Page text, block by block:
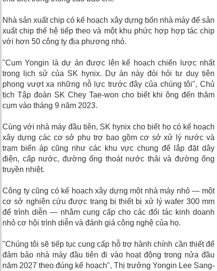
Nhà sản xuất chip có kế hoạch xây dựng bốn nhà máy để sản
xuất chip thế hệ tiếp theo và một khu phức hợp hợp tác chip
với hơn 50 công ty địa phương nhỏ.
"Cụm Yongin là dự án được lên kế hoạch chiến lược nhất
trong lịch sử của SK hynix. Dự án này đòi hỏi tư duy tiên
phong vượt xa những nỗ lực trước đây của chúng tôi", Chủ
tịch Tập đoàn SK Chey Tae-won cho biết khi ông đến thăm
cụm vào tháng 9 năm 2023.
Cùng với nhà máy đầu tiên, SK hynix cho biết họ có kế hoạch
xây dựng các cơ sở phụ trợ bao gồm cơ sở xử lý nước và
trạm biến áp cũng như các khu vực chung để lắp đặt dây
điện, cấp nước, đường ống thoát nước thải và đường ống
truyền nhiệt.
Công ty cũng có kế hoạch xây dựng một nhà máy nhỏ — một
cơ sở nghiên cứu được trang bị thiết bị xử lý wafer 300 mm
để trình diễn — nhằm cung cấp cho các đối tác kinh doanh
nhỏ cơ hội trình diễn và đánh giá công nghệ của họ.
"Chúng tôi sẽ tiếp tục cung cấp hỗ trợ hành chính cần thiết để
đảm bảo nhà máy đầu tiên đi vào hoạt động trong nửa đầu
năm 2027 theo đúng kế hoạch", Thị trưởng Yongin Lee Sang-